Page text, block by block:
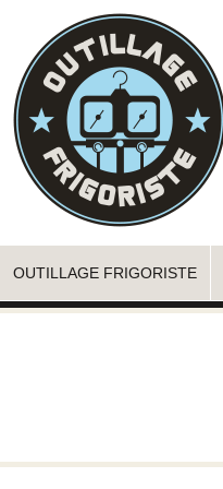
OUTILLAGE FRIGORISTE